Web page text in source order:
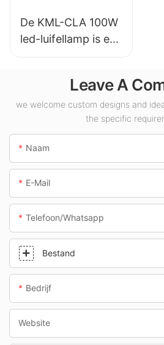
De KML-CLA 100W
led-luifellamp is een
leverancier voor
zoals tankstations
en tunnels.
Leave A
we welcome custom designs and
the specific
Naam
E-Mail
Telefoon/whatsapp
Bestand
Bedrijf
Website